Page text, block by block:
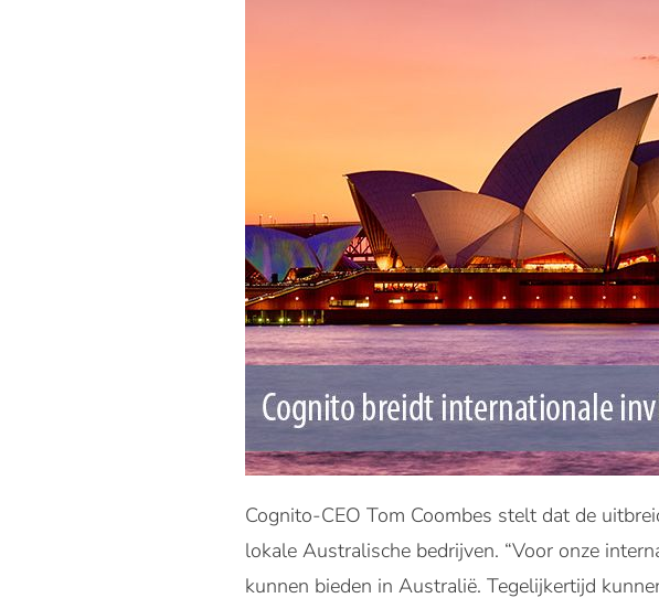
Cognito-CEO Tom Coombes stelt dat de
lokale Australische bedrijven. “Voor onze
kunnen bieden in Australië. Tegelijkertijd